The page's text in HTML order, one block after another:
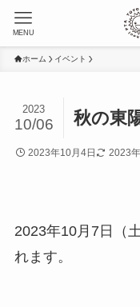
MENU
ホーム イベント
秋の東
2023
10/06
2023年10月4日 2023
2023年10月7日（
れます。